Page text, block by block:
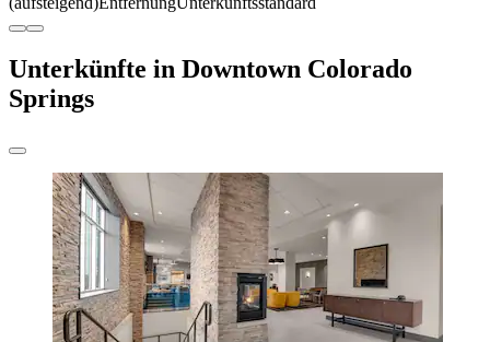
Unterkünfte in Downtown Colorado
Springs